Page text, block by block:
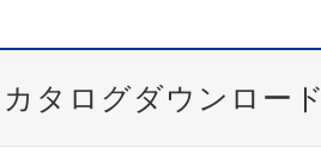
カタログダウンロー